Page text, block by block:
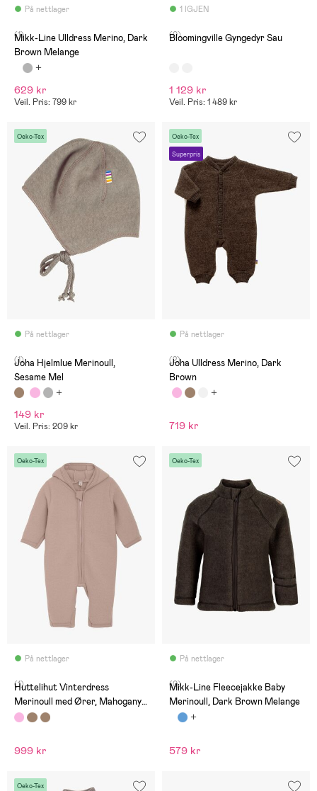
På nettlager
(1)
Mikk-Line Ulldress Merino, Dark
Brown Melange
629 kr
Veil. Pris: 799 kr
1 IGJEN
(0)
Bloomingville Gyngedyr Sau
1 129 kr
Veil. Pris: 1 489 kr
Oeko-Tex
På nettlager
(1)
Joha Hjelmlue Merinoull,
Sesame Mel
149 kr
Veil. Pris: 209 kr
Oeko-Tex
Superpris
På nettlager
(2)
Joha Ulldress Merino, Dark
Brown
719 kr
Oeko-Tex
På nettlager
(1)
Huttelihut Vinterdress
Merinoull med Ører, Mahogany
Rose
999 kr
Oeko-Tex
På nettlager
(0)
Mikk-Line Fleecejakke Baby
Merinoull, Dark Brown Melange
579 kr
Oeko-Tex